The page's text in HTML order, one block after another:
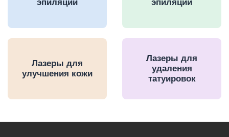
эпиляции
эпиляции
Лазеры для
улучшения кожи
Лазеры для
удаления
татуировок